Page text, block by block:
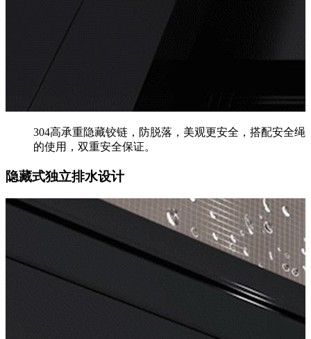
304高承重隐藏铰链，防脱落，美观更安全，搭配安全绳
的使用，双重安全保证。
隐藏式独立排水设计